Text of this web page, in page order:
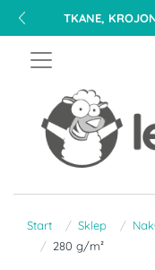
TKANE,
Start Sklep
280 g/m²